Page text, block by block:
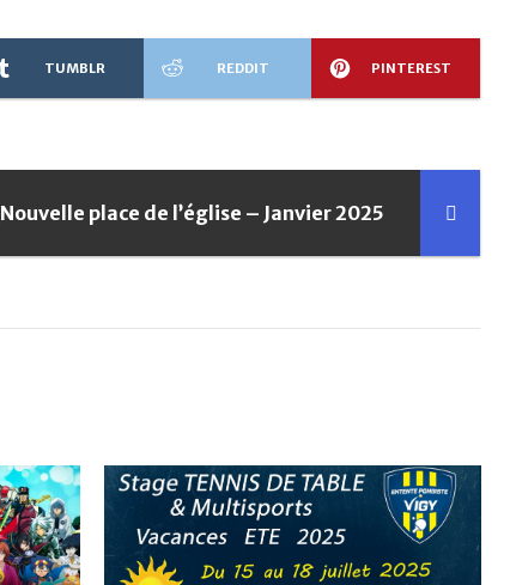
TUMBLR REDDIT PINTEREST
Nouvelle place de l’église – Janvier 2025